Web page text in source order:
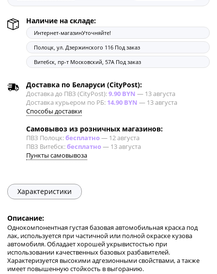
Наличие на складе:
Интернет-магазинУточняйте!
Полоцк, ул. Дзержинского 116 Под заказ
Витебск, пр-т Московский, 57А Под заказ
Доставка по Беларуси (CityPost):
Доставка до ПВЗ (CityPost):9.90 BYN — 13 августа
Доставка курьером по РБ: 14.90 BYN — 13 августа
Способы доставки
Самовывоз из розничных магазинов:
ПВЗ Полоцк:бесплатно— 12 августа
ПВЗ Витебск:бесплатно— 13 августа
Пункты самовывоза
Характеристики
Описание:
Однокомпонентная густая базовая автомобильная краска под
лак, используется при частичной или полной окраске кузова
автомобиля. Обладает хорошей укрывистостью при
использовании качественных базовых разбавителей.
Характеризуется высокими адгезионными свойствами, а также
имеет повышенную стойкость в выгоранию.